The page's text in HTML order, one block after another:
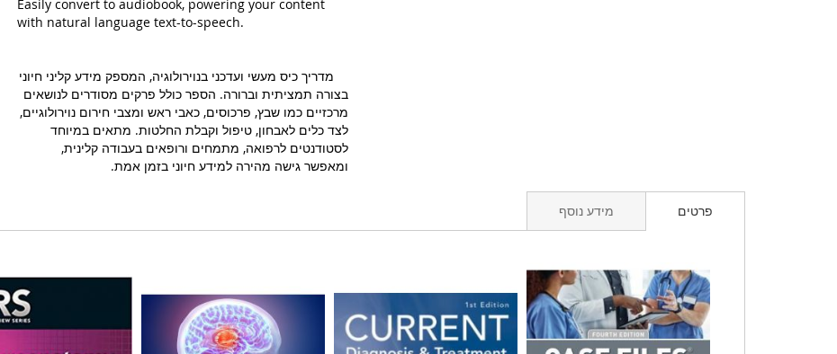
Easily convert to audiobook, powering your content
with natural language text-to-speech.
מדריך כיס מעשי ועדכני בנוירולוגיה, המספק מידע קליני חיוני
בצורה תמציתית וברורה. הספר כולל פרקים מסודרים לנושאים
מרכזיים כמו שבץ, פרכוסים, כאבי ראש ומצבי חירום נוירולוגיים,
לצד כלים לאבחון, טיפול וקבלת החלטות. מתאים במיוחד
לסטודנטים לרפואה, מתמחים ורופאים בעבודה קלינית,
ומאפשר גישה מהירה למידע חיוני בזמן אמת.
פרטים מידע נוסף